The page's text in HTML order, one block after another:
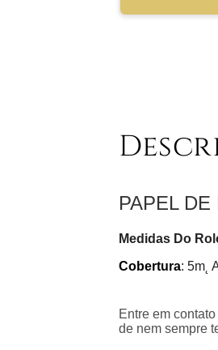
PAPEL
Medidas Do
Cobertura: 5m˛
Entre em
de nem sempre